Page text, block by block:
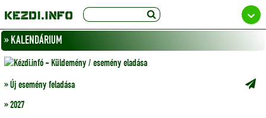
» KALENDÁRIUM
» Új esemény feladása
» 2027